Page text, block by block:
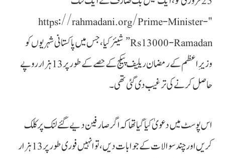
"https://rahmadani.org/Prime-Minister-
Rs13000-Ramadan” شیئر کیا، جس میں پاکستانی شہریوں کو
وزیرِ اعظم کے رمضان ریلیف پیکج کے حصے کے طور پر 13 ہزار روپے
حاصل کرنے کی ترغیب دی گئی تھی۔
اس پوسٹ میں دعویٰ کیا گیا تھا کہ اگر صارفین دیے گئے لنک پر کلک
کریں اور چند سوالات کے جوابات دیں، تو انہیں فوری طور پر 13 ہزار